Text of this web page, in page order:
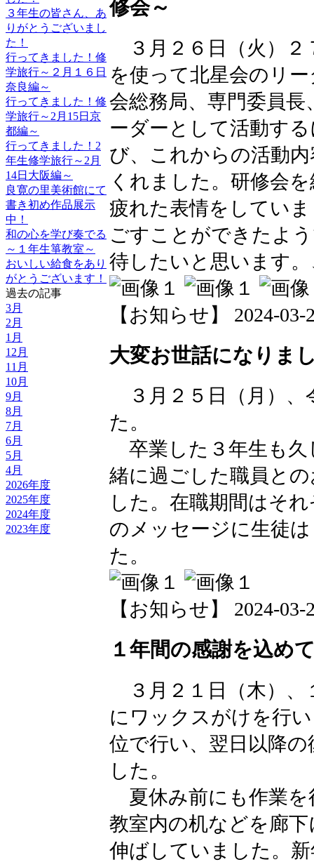
３年生の皆さん、あ
りがとうございまし
た！
行ってきました！修
学旅行～２月１６日
奈良編～
行ってきました！修
学旅行～2月15日京
都編～
行ってきました！2
年生修学旅行～2月
14日大阪編～
良寛の里美術館にて
書き初め作品展示
中！
和の心を学び奏でる
～１年生箏教室～
おいしい給食をあり
がとうございます！
過去の記事
3月
2月
1月
12月
11月
10月
9月
8月
7月
6月
5月
4月
2026年度
2025年度
2024年度
2023年度
修会～
３月２６日（火）２
を使って北星会のリ
会総務局、専門委員
ーダーとして活動す
び、これからの活動
くれました。研修会
疲れた表情をしてい
ごすことができたよ
待したいと思います
【お知らせ】 2024-03-
大変お世話になりま
３月２５日（月）、
た。
卒業した３年生も久
緒に過ごした職員と
した。在職期間はそ
のメッセージに生徒
た。
【お知らせ】 2024-03-
１年間の感謝を込め
３月２１日（木）、
にワックスがけを行
位で行い、翌日以降
した。
夏休み前にも作業を
教室内の机などを廊
伸ばしていました。